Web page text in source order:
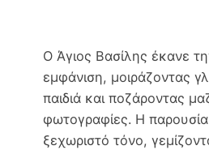
Ο Άγιος Βασίλης έκανε
εμφάνιση, μοιράζοντας
παιδιά και ποζάροντας
φωτογραφίες. Η
ξεχωριστό τόνο,